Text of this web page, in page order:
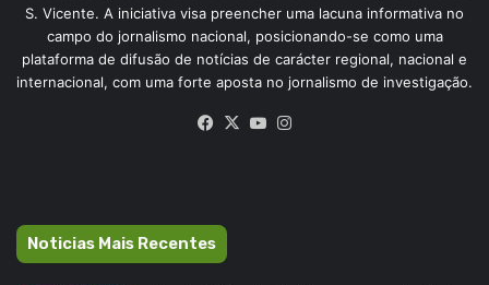
S. Vicente. A iniciativa visa preencher uma lacuna informativa no
campo do jornalismo nacional, posicionando-se como uma
plataforma de difusão de notícias de carácter regional, nacional e
internacional, com uma forte aposta no jornalismo de investigação.
Facebook
X YouTube
Noticias Mais Recentes